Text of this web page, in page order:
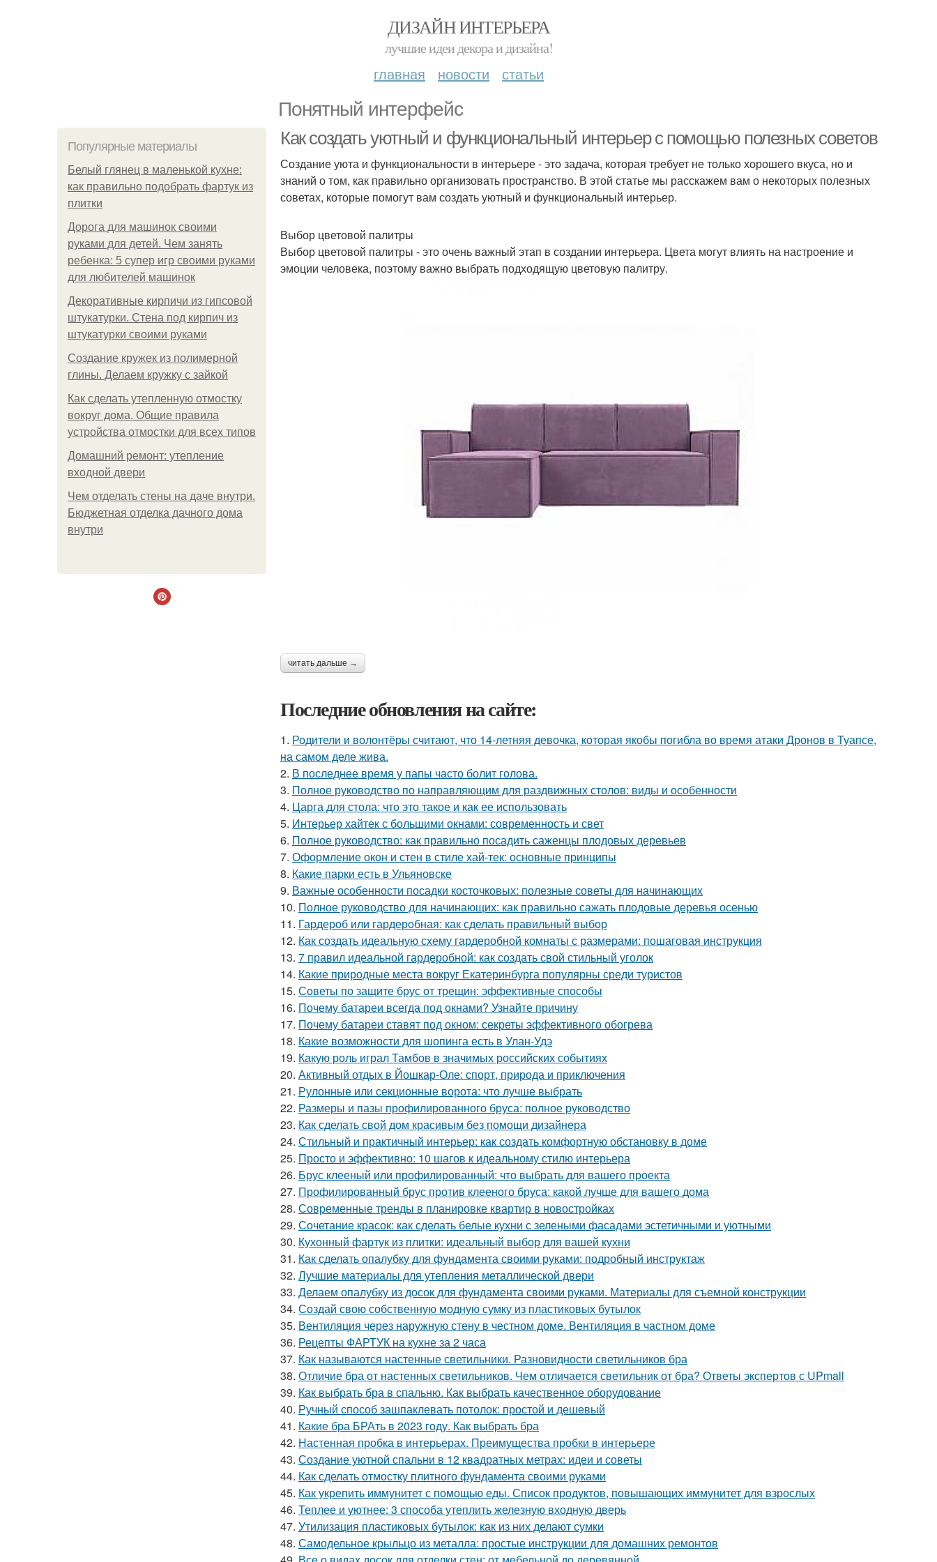
ДИЗАЙН ИНТЕРЬЕРА
лучшие идеи декора и дизайна!
главная новости статьи
Понятный интерфейс
Популярные материалы
Белый глянец в маленькой кухне:
как правильно подобрать фартук из
плитки
Дорога для машинок своими
руками для детей. Чем занять
ребенка: 5 супер игр своими руками
для любителей машинок
Декоративные кирпичи из гипсовой
штукатурки. Стена под кирпич из
штукатурки своими руками
Создание кружек из полимерной
глины. Делаем кружку с зайкой
Как сделать утепленную отмостку
вокруг дома. Общие правила
устройства отмостки для всех типов
Домашний ремонт: утепление
входной двери
Чем отделать стены на даче внутри.
Бюджетная отделка дачного дома
внутри
Как создать уютный и функциональный интерьер с помощью полезных советов
Создание уюта и функциональности в интерьере - это задача, которая требует не только хорошего вкуса, но и
знаний о том, как правильно организовать пространство. В этой статье мы расскажем вам о некоторых полезных
советах, которые помогут вам создать уютный и функциональный интерьер.
Выбор цветовой палитры
Выбор цветовой палитры - это очень важный этап в создании интерьера. Цвета могут влиять на настроение и
эмоции человека, поэтому важно выбрать подходящую цветовую палитру.
читать дальше →
Последние обновления на сайте:
1. Родители и волонтёры считают, что 14-летняя девочка, которая якобы погибла во время атаки Дронов в Туапсе,
на самом деле жива.
2. В последнее время у папы часто болит голова.
3. Полное руководство по направляющим для раздвижных столов: виды и особенности
4. Царга для стола: что это такое и как ее использовать
5. Интерьер хайтек с большими окнами: современность и свет
6. Полное руководство: как правильно посадить саженцы плодовых деревьев
7. Оформление окон и стен в стиле хай-тек: основные принципы
8. Какие парки есть в Ульяновске
9. Важные особенности посадки косточковых: полезные советы для начинающих
10. Полное руководство для начинающих: как правильно сажать плодовые деревья осенью
11. Гардероб или гардеробная: как сделать правильный выбор
12. Как создать идеальную схему гардеробной комнаты с размерами: пошаговая инструкция
13. 7 правил идеальной гардеробной: как создать свой стильный уголок
14. Какие природные места вокруг Екатеринбурга популярны среди туристов
15. Советы по защите брус от трещин: эффективные способы
16. Почему батареи всегда под окнами? Узнайте причину
17. Почему батареи ставят под окном: секреты эффективного обогрева
18. Какие возможности для шопинга есть в Улан-Удэ
19. Какую роль играл Тамбов в значимых российских событиях
20. Активный отдых в Йошкар-Оле: спорт, природа и приключения
21. Рулонные или секционные ворота: что лучше выбрать
22. Размеры и пазы профилированного бруса: полное руководство
23. Как сделать свой дом красивым без помощи дизайнера
24. Стильный и практичный интерьер: как создать комфортную обстановку в доме
25. Просто и эффективно: 10 шагов к идеальному стилю интерьера
26. Брус клееный или профилированный: что выбрать для вашего проекта
27. Профилированный брус против клееного бруса: какой лучше для вашего дома
28. Современные тренды в планировке квартир в новостройках
29. Сочетание красок: как сделать белые кухни с зелеными фасадами эстетичными и уютными
30. Кухонный фартук из плитки: идеальный выбор для вашей кухни
31. Как сделать опалубку для фундамента своими руками: подробный инструктаж
32. Лучшие материалы для утепления металлической двери
33. Делаем опалубку из досок для фундамента своими руками. Материалы для съемной конструкции
34. Создай свою собственную модную сумку из пластиковых бутылок
35. Вентиляция через наружную стену в честном доме. Вентиляция в частном доме
36. Рецепты ФАРТУК на кухне за 2 часа
37. Как называются настенные светильники. Разновидности светильников бра
38. Отличие бра от настенных светильников. Чем отличается светильник от бра? Ответы экспертов с UPmall
39. Как выбрать бра в спальню. Как выбрать качественное оборудование
40. Ручный способ зашпаклевать потолок: простой и дешевый
41. Какие бра БРАть в 2023 году. Как выбрать бра
42. Настенная пробка в интерьерах. Преимущества пробки в интерьере
43. Создание уютной спальни в 12 квадратных метрах: идеи и советы
44. Как сделать отмостку плитного фундамента своими руками
45. Как укрепить иммунитет с помощью еды. Список продуктов, повышающих иммунитет для взрослых
46. Теплее и уютнее: 3 способа утеплить железную входную дверь
47. Утилизация пластиковых бутылок: как из них делают сумки
48. Самодельное крыльцо из металла: простые инструкции для домашних ремонтов